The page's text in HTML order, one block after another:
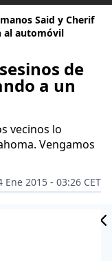
Said y Cherif
al automóvil
de
a un
vecinos lo
Vengamos
Ene 2015 - 03:26 CET